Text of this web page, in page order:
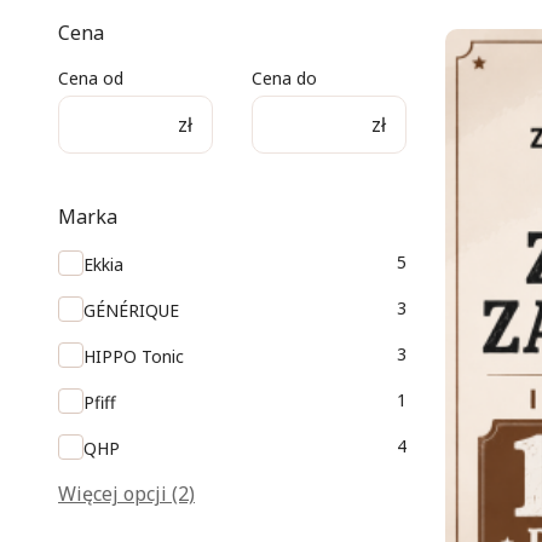
Cena
Cena od
zł
Cena do
zł
Marka
Marka
Ekkia 5
GÉNÉRIQUE 3
HIPPO Tonic 3
Pfiff 1
QHP 4
Więcej opcji (2)